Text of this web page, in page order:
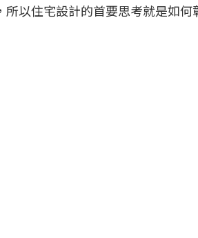
以住宅設計的首要思考就是如